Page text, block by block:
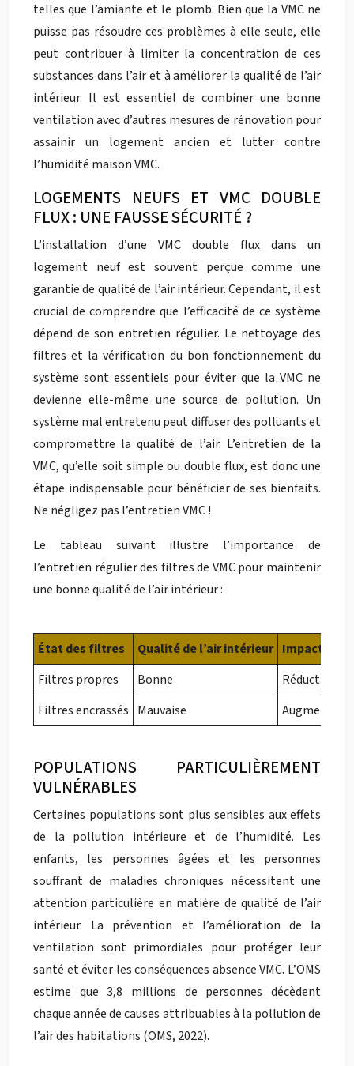
telles que l’amiante et le plomb. Bien que la VMC ne
puisse pas résoudre ces problèmes à elle seule, elle
peut contribuer à limiter la concentration de ces
substances dans l’air et à améliorer la qualité de l’air
intérieur. Il est essentiel de combiner une bonne
ventilation avec d’autres mesures de rénovation pour
assainir un logement ancien et lutter contre
l’humidité maison VMC.
LOGEMENTS NEUFS ET VMC DOUBLE
FLUX : UNE FAUSSE SÉCURITÉ ?
L’installation d’une VMC double flux dans un
logement neuf est souvent perçue comme une
garantie de qualité de l’air intérieur. Cependant, il est
crucial de comprendre que l’efficacité de ce système
dépend de son entretien régulier. Le nettoyage des
filtres et la vérification du bon fonctionnement du
système sont essentiels pour éviter que la VMC ne
devienne elle-même une source de pollution. Un
système mal entretenu peut diffuser des polluants et
compromettre la qualité de l’air. L’entretien de la
VMC, qu’elle soit simple ou double flux, est donc une
étape indispensable pour bénéficier de ses bienfaits.
Ne négligez pas l’entretien VMC !
Le tableau suivant illustre l’importance de
l’entretien régulier des filtres de VMC pour maintenir
une bonne qualité de l’air intérieur :
État des filtres Qualité de l’air intérieur Impact sur
Filtres propres
Bonne
Réduction
Filtres encrassés Mauvaise
POPULATIONS PARTICULIÈREMENT
VULNÉRABLES
Certaines populations sont plus sensibles aux effets
de la pollution intérieure et de l’humidité. Les
enfants, les personnes âgées et les personnes
souffrant de maladies chroniques nécessitent une
attention particulière en matière de qualité de l’air
intérieur. La prévention et l’amélioration de la
ventilation sont primordiales pour protéger leur
santé et éviter les conséquences absence VMC. L’OMS
estime que 3,8 millions de personnes décèdent
chaque année de causes attribuables à la pollution de
l’air des habitations (OMS, 2022).